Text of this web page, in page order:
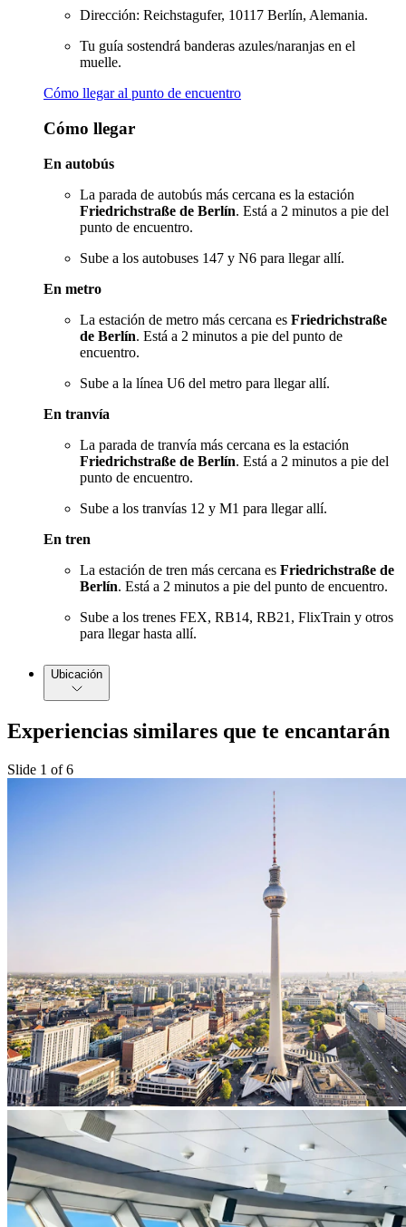
Dirección: Reichstagufer, 10117 Berlín, Alemania.
Tu guía sostendrá banderas azules/naranjas en el
muelle.
Cómo llegar al punto de encuentro
Cómo llegar
En autobús
La parada de autobús más cercana es la estación
Friedrichstraße de Berlín. Está a 2 minutos a pie del
punto de encuentro.
Sube a los autobuses 147 y N6 para llegar allí.
En metro
La estación de metro más cercana es Friedrichstraße
de Berlín. Está a 2 minutos a pie del punto de
encuentro.
Sube a la línea U6 del metro para llegar allí.
En tranvía
La parada de tranvía más cercana es la estación
Friedrichstraße de Berlín. Está a 2 minutos a pie del
punto de encuentro.
Sube a los tranvías 12 y M1 para llegar allí.
En tren
La estación de tren más cercana es Friedrichstraße de
Berlín. Está a 2 minutos a pie del punto de encuentro.
Sube a los trenes FEX, RB14, RB21, FlixTrain y otros
para llegar hasta allí.
Ubicación
Experiencias similares que te encantarán
Slide 1 of 6